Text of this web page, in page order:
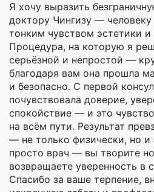
Я хочу выразить
доктору Чингизу —
тонким чувством эстетики
Процедура, на которую я
серьёзной и непростой —
благодаря вам она прошла
и безопасно. С первой
почувствовала доверие,
спокойствие — и это
на всём пути. Результат
— не только физически, но
просто врач — вы творите
возвращаете уверенность в
Спасибо за ваше терпение,